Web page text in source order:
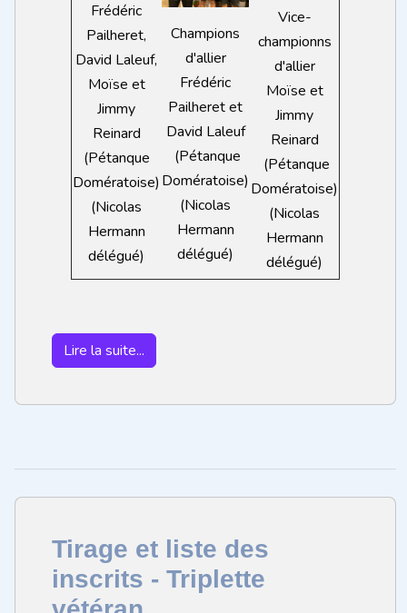
Frédéric
Pailheret,
David Laleuf,
Moïse et
Jimmy
Reinard
(Pétanque
Domératoise)
(Nicolas
Hermann
délégué)
Champions
d'allier
Frédéric
Pailheret et
David Laleuf
(Pétanque
Domératoise)
(Nicolas
Hermann
délégué)
Vice-
championns
d'allier
Moïse et
Jimmy
Reinard
(Pétanque
Domératoise)
(Nicolas
Hermann
délégué)
Lire la suite...
Tirage et liste des
inscrits - Triplette